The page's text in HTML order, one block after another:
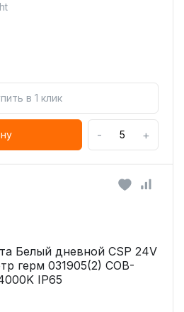
в 1 клик
- +
Белый дневной CSP 24V
герм 031905(2) COB-
IP65